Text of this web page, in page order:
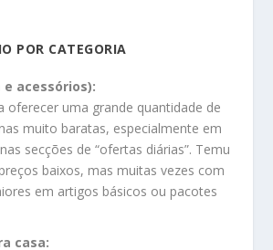
POR CATEGORIA
acessórios):
oferecer uma grande quantidade de
muito baratas, especialmente em
secções de “ofertas diárias”. Temu
baixos, mas muitas vezes com
em artigos básicos ou pacotes
casa: